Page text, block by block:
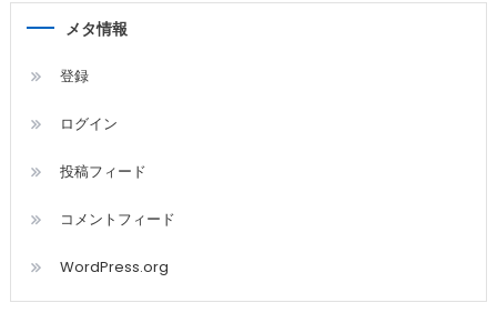
メタ情報
登録
ログイン
投稿フィード
コメントフィード
WordPress.org